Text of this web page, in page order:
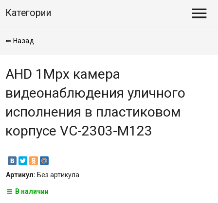
Категории 
⇐ Назад
AHD 1Mpx камера
видеонаблюдения уличного
исполнения в пластиковом
корпусе VC-2303-M123
Артикул: Без артикула
В наличии